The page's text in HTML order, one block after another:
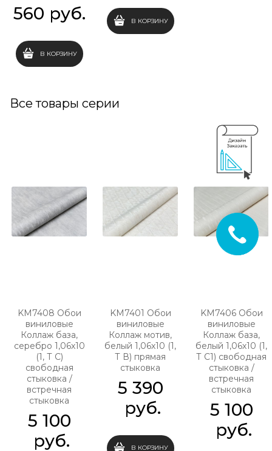
560 руб.
В КОРЗИНУ
В КОРЗИНУ
Все товары серии
KM7408 Обои
виниловые
Коллаж база,
серебро 1,06х10
(1, Т C)
свободная
стыковка /
встречная
стыковка
5 100
руб.
KM7401 Обои
виниловые
Коллаж мотив,
белый 1,06х10 (1,
Т В) прямая
стыковка
5 390
руб.
В КОРЗИНУ
KM7406 Обои
виниловые
Коллаж база,
белый 1,06х10 (1,
Т С1) свободная
стыковка /
встречная
стыковка
5 100
руб.